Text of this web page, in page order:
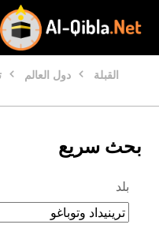
القبلة دول العالم
بحث سريع
بلد